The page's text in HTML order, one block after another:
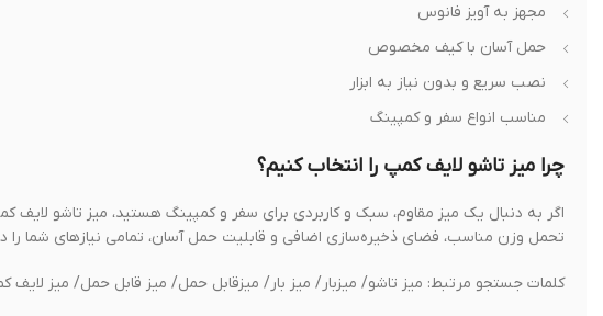
مجهز به آویز فانوس
حمل آسان با کیف مخصوص
نصب سریع و بدون نیاز به ابزار
مناسب انواع سفر و کمپینگ
چرا میز تاشو لایف کمپ را انتخاب کنیم؟
اگر به دنبال یک میز مقاوم، سبک و کاربردی برای سفر و کمپینگ هستید، میز تاشو
تحمل وزن مناسب، فضای ذخیره‌سازی اضافی و قابلیت حمل آسان، تمامی نیازهای شما را
کلمات جستجو مرتبط: میز تاشو/ میزبار/ میز بار/ میزقابل حمل/ میز قابل حمل/ میز لایف